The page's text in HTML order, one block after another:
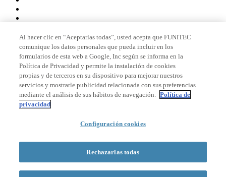
Miembro de
Acreditaciones
© 2026 La Salle Campus Barcelona - URL |
Formulario de búsqueda
Al hacer clic en “Aceptarlas todas”, usted acepta que FUNITEC
comunique los datos personales que pueda incluir en los
formularios de esta web a Google, Inc según se informa en la
Política de Privacidad y permite la instalación de cookies
propias y de terceros en su dispositivo para mejorar nuestros
servicios y mostrarle publicidad relacionada con sus preferencias
mediante el análisis de sus hábitos de navegación. Política de
privacidad
Configuración cookies
Rechazarlas todas